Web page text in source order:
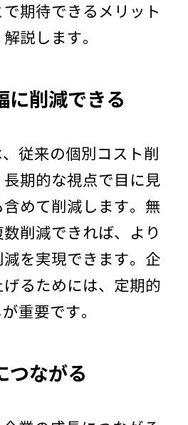
期待できるメリット
説します。
に削減できる
従来の個別コスト削
期的な視点で目に見
めて削減します。無
削減できれば、より
を実現できます。企
るためには、定期的
重要です。
つながる